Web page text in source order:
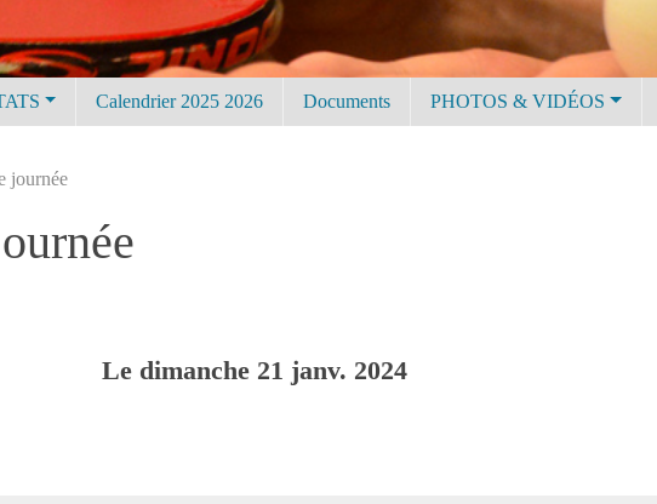
Calendrier 2025 2026 Documents PHOTOS & VIDÉOS
journée
Le dimanche 21 janv. 2024